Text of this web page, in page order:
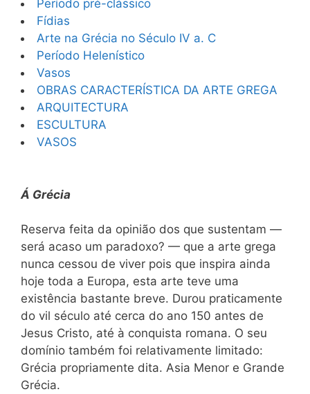
Período pré-clássico
Fídias
Arte na Grécia no Século IV a. C
Período Helenístico
Vasos
OBRAS CARACTERÍSTICA DA ARTE GREGA
ARQUITECTURA
ESCULTURA
VASOS
Á Grécia
Reserva feita da opinião dos que sustentam —
será acaso um paradoxo? — que a arte grega
nunca cessou de viver pois que inspira ainda
hoje toda a Europa, esta arte teve uma
existência bastante breve. Durou praticamente
do vil século até cerca do ano 150 antes de
Jesus Cristo, até à conquista romana. O seu
domínio também foi relativamente limitado:
Grécia propriamente dita. Asia Menor e Grande
Grécia.